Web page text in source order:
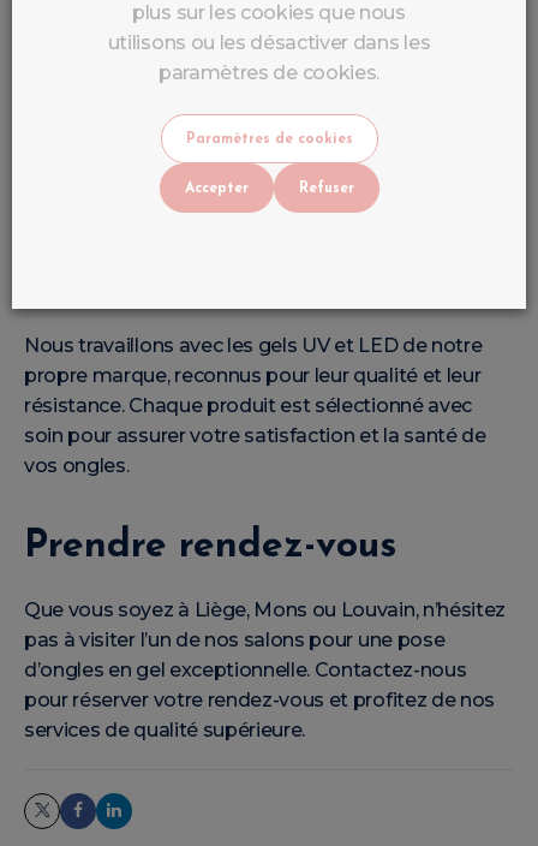
Nos stylistes sont formés aux dernières techniques
et utilisent des équipements modernes pour vous
Des produits haut de
Nous travaillons avec les gels UV et LED de notre
propre marque, reconnus pour leur qualité et leur
résistance. Chaque produit est sélectionné avec
soin pour assurer votre satisfaction et la santé de
vos ongles.
Prendre rendez-vous
Que vous soyez à Liège, Mons ou Louvain, n’hésitez
pas à visiter l’un de nos salons pour une pose
d’ongles en gel exceptionnelle. Contactez-nous
pour réserver votre rendez-vous et profitez de nos
services de qualité supérieure.
plus sur les cookies que nous
utilisons ou les désactiver dans les
paramètres de cookies.
Paramètres de cookies
Accepter Refuser